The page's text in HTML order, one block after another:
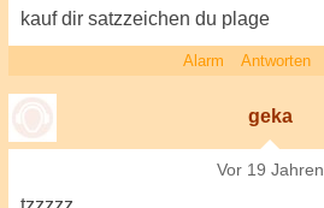
kauf dir satzzeichen du plage
Alarm Antworten
geka
Vor 19 Jahren